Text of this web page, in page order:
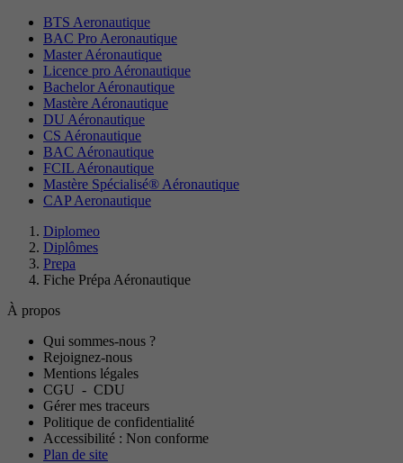
BTS Aeronautique
BAC Pro Aeronautique
Master Aéronautique
Licence pro Aéronautique
Bachelor Aéronautique
Mastère Aéronautique
DU Aéronautique
CS Aéronautique
BAC Aéronautique
FCIL Aéronautique
Mastère Spécialisé® Aéronautique
CAP Aeronautique
Diplomeo
Diplômes
Prepa
Fiche Prépa Aéronautique
À propos
Qui sommes-nous ?
Rejoignez-nous
Mentions légales
CGU - CDU
Gérer mes traceurs
Politique de confidentialité
Accessibilité : Non conforme
Plan de site